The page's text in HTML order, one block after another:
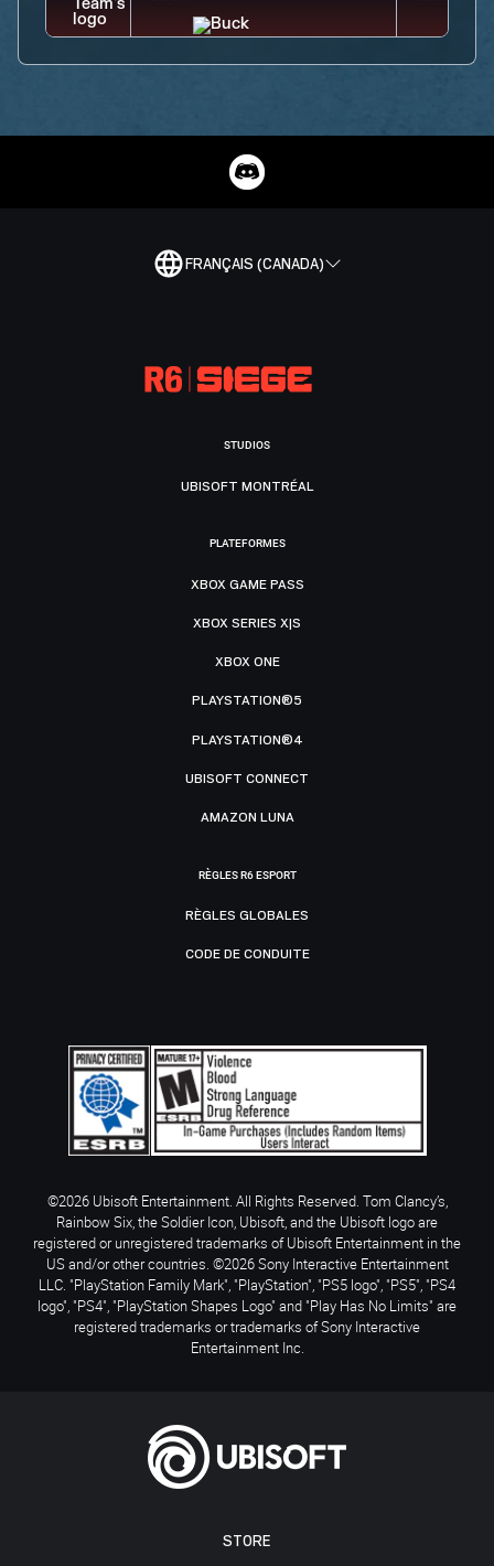
FRANÇAIS (CANADA)
STORE
STUDIOS
UBISOFT MONTRÉAL
PLATEFORMES
XBOX GAME PASS
XBOX SERIES X|S
XBOX ONE
PLAYSTATION®5
PLAYSTATION®4
UBISOFT CONNECT
AMAZON LUNA
RÈGLES R6 ESPORT
RÈGLES GLOBALES
CODE DE CONDUITE
©2026 Ubisoft Entertainment. All Rights Reserved. Tom Clancy’s,
Rainbow Six, the Soldier Icon, Ubisoft, and the Ubisoft logo are
registered or unregistered trademarks of Ubisoft Entertainment in the
US and/or other countries. ©2026 Sony Interactive Entertainment
LLC. "PlayStation Family Mark", "PlayStation", "PS5 logo", "PS5", "PS4
logo", "PS4", "PlayStation Shapes Logo" and "Play Has No Limits" are
registered trademarks or trademarks of Sony Interactive
Entertainment Inc.